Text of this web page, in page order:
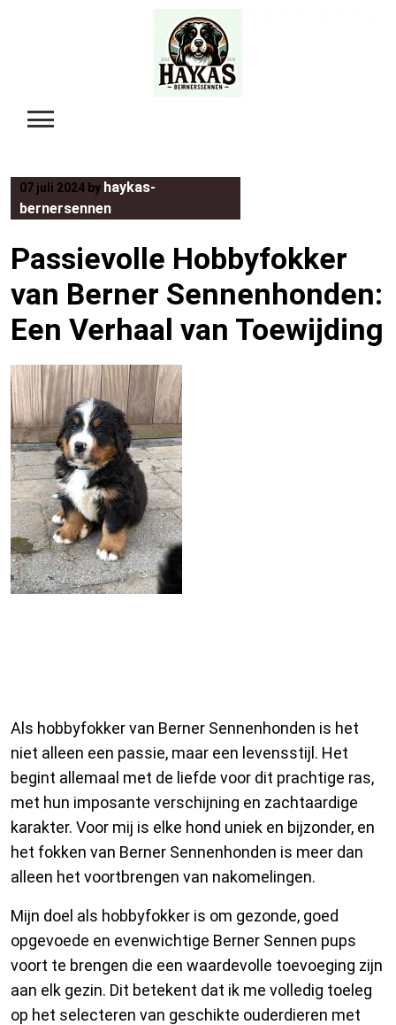
07 juli 2024 by haykas-
bernersennen
Passievolle Hobbyfokker
van Berner Sennenhonden:
Een Verhaal van Toewijding
Als hobbyfokker van Berner Sennenhonden is het
niet alleen een passie, maar een levensstijl. Het
begint allemaal met de liefde voor dit prachtige ras,
met hun imposante verschijning en zachtaardige
karakter. Voor mij is elke hond uniek en bijzonder, en
het fokken van Berner Sennenhonden is meer dan
alleen het voortbrengen van nakomelingen.
Mijn doel als hobbyfokker is om gezonde, goed
opgevoede en evenwichtige Berner Sennen pups
voort te brengen die een waardevolle toevoeging zijn
aan elk gezin. Dit betekent dat ik me volledig toeleg
op het selecteren van geschikte ouderdieren met